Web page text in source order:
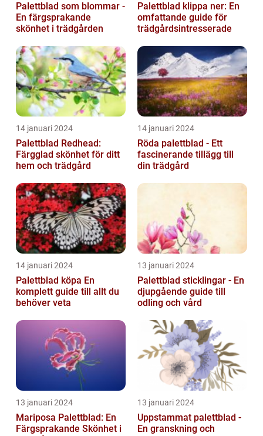
Palettblad som blommar -
En färgsprakande
skönhet i trädgården
Palettblad klippa ner: En
omfattande guide för
trädgårdsintresserade
14 januari 2024
Palettblad Redhead:
Färgglad skönhet för ditt
hem och trädgård
14 januari 2024
Röda palettblad - Ett
fascinerande tillägg till
din trädgård
14 januari 2024
Palettblad köpa En
komplett guide till allt du
behöver veta
13 januari 2024
Palettblad sticklingar - En
djupgående guide till
odling och vård
13 januari 2024
Mariposa Palettblad: En
Färgsprakande Skönhet i
13 januari 2024
Uppstammat palettblad -
En granskning och